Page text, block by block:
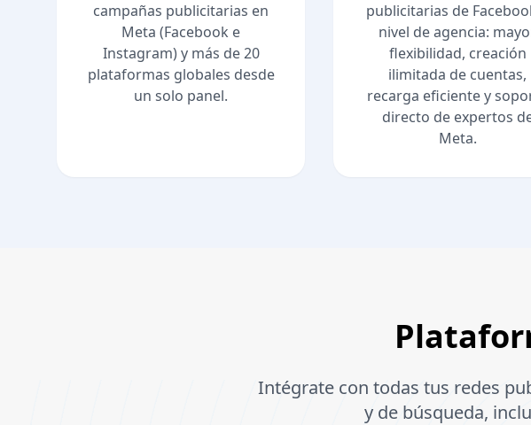
campañas publicitarias en
Meta (Facebook e
Instagram) y más de 20
plataformas globales desde
un solo panel.
publicitarias de
nivel de agencia:
flexibilidad, creación
ilimitada de cuentas,
recarga eficiente y
directo de expertos
Meta.
Intégrate con todas tus redes
y de búsqueda,